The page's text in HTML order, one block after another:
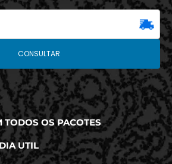
CONSULTAR
TODOS OS PACOTES
UTIL